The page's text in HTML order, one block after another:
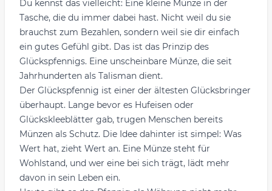
Du kennst das vielleicht: Eine kleine Münze in der
Tasche, die du immer dabei hast. Nicht weil du sie
brauchst zum Bezahlen, sondern weil sie dir einfach
ein gutes Gefühl gibt. Das ist das Prinzip des
Glückspfennigs. Eine unscheinbare Münze, die seit
Jahrhunderten als Talisman dient.
Der Glückspfennig ist einer der ältesten Glücksbringer
überhaupt. Lange bevor es Hufeisen oder
Glückskleeblätter gab, trugen Menschen bereits
Münzen als Schutz. Die Idee dahinter ist simpel: Was
Wert hat, zieht Wert an. Eine Münze steht für
Wohlstand, und wer eine bei sich trägt, lädt mehr
davon in sein Leben ein.